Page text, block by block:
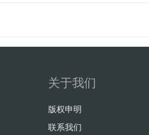
关于我们
版权申明
联系我们